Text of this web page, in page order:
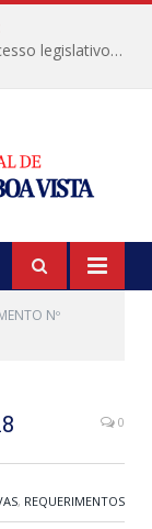
Câmara Municipal informa calendário de recesso legislativo de julho
Nº
0
, REQUERIMENTOS